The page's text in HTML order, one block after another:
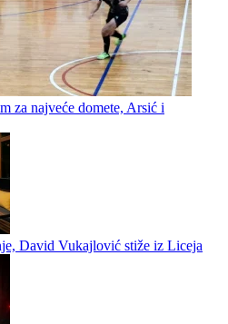
za najveće domete, Arsić i
David Vukajlović stiže iz Liceja